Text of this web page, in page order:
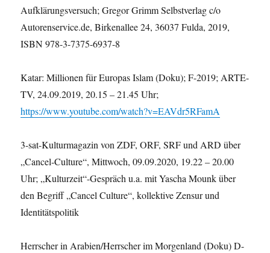
Aufklärungsversuch; Gregor Grimm Selbstverlag c/o
Autorenservice.de, Birkenallee 24, 36037 Fulda, 2019,
ISBN 978-3-7375-6937-8
Katar: Millionen für Europas Islam (Doku); F-2019; ARTE-
TV, 24.09.2019, 20.15 – 21.45 Uhr;
https://www.youtube.com/watch?v=EAVdr5RFamA
3-sat-Kulturmagazin von ZDF, ORF, SRF und ARD über
„Cancel-Culture“, Mittwoch, 09.09.2020, 19.22 – 20.00
Uhr; „Kulturzeit“-Gespräch u.a. mit Yascha Mounk über
den Begriff „Cancel Culture“, kollektive Zensur und
Identitätspolitik
Herrscher in Arabien/Herrscher im Morgenland (Doku) D-